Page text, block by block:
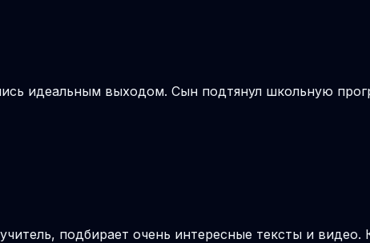
идеальным выходом. Сын подтянул школьную
подбирает очень интересные тексты и видео.